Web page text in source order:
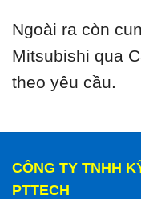
Ngoài ra còn
Mitsubishi qua
theo yêu cầu.
CÔNG TY TNHH
PTTECH